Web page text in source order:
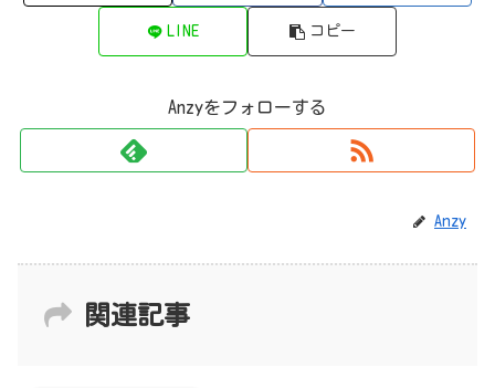
LINE コピー
Anzyをフォローする
Anzy
関連記事